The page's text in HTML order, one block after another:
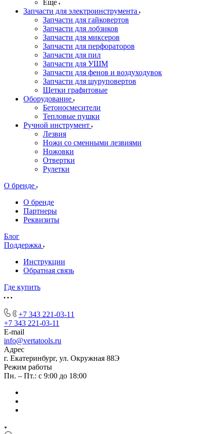
Еще
Запчасти для электроинструмента
Запчасти для гайковертов
Запчасти для лобзиков
Запчасти для миксеров
Запчасти для перфораторов
Запчасти для пил
Запчасти для УШМ
Запчасти для фенов и воздуходувок
Запчасти для шуруповертов
Щетки графитовые
Оборудование
Бетоносмесители
Тепловые пушки
Ручной инструмент
Лезвия
Ножи со сменными лезвиями
Ножовки
Отвертки
Рулетки
О бренде
О бренде
Партнеры
Реквизиты
Блог
Поддержка
Инструкции
Обратная связь
Где купить
+7 343 221-03-11
+7 343 221-03-11
E-mail
info@vertatools.ru
Адрес
г. Екатеринбург, ул. Окружная 88Э
Режим работы
Пн. – Пт.: с 9:00 до 18:00